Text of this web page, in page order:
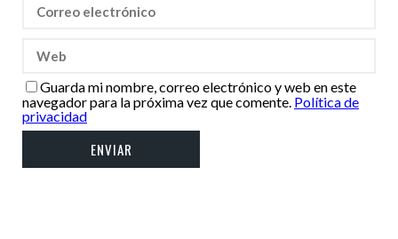
Guarda mi nombre, correo electrónico y web en este
navegador para la próxima vez que comente. Política de
privacidad